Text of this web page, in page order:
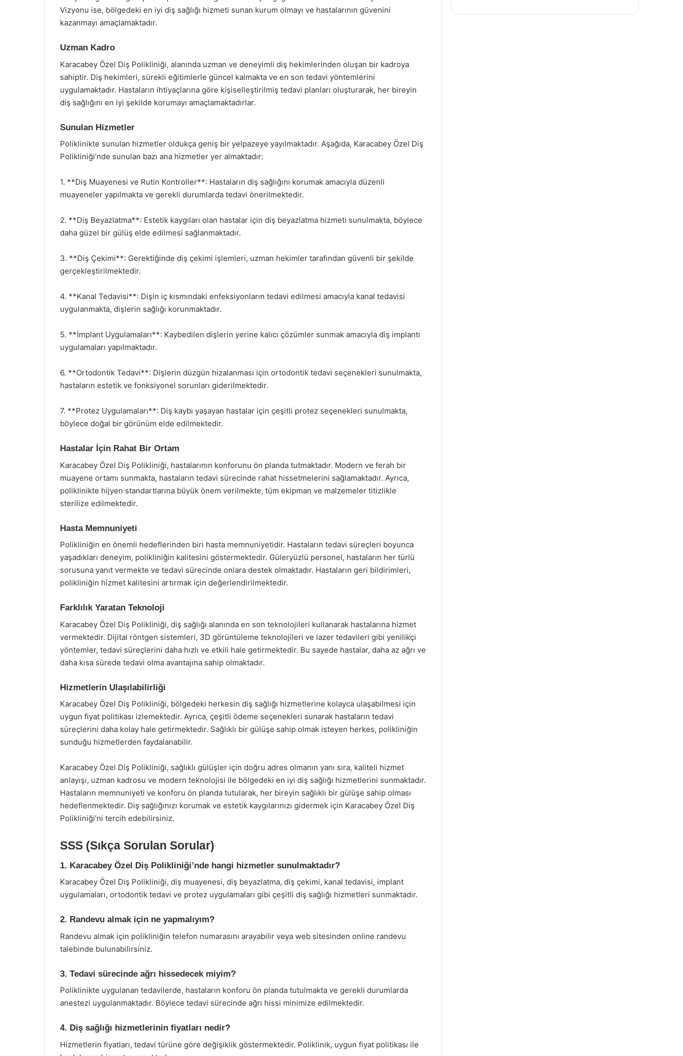
Vizyonu ise, bölgedeki en iyi diş sağlığı hizmeti sunan kurum olmayı ve hastalarının güvenini
kazanmayı amaçlamaktadır.
Uzman Kadro
Karacabey Özel Diş Polikliniği, alanında uzman ve deneyimli diş hekimlerinden oluşan bir kadroya
sahiptir. Diş hekimleri, sürekli eğitimlerle güncel kalmakta ve en son tedavi yöntemlerini
uygulamaktadır. Hastaların ihtiyaçlarına göre kişiselleştirilmiş tedavi planları oluşturarak, her bireyin
diş sağlığını en iyi şekilde korumayı amaçlamaktadırlar.
Sunulan Hizmetler
Poliklinikte sunulan hizmetler oldukça geniş bir yelpazeye yayılmaktadır. Aşağıda, Karacabey Özel Diş
Polikliniği’nde sunulan bazı ana hizmetler yer almaktadır:
1. **Diş Muayenesi ve Rutin Kontroller**: Hastaların diş sağlığını korumak amacıyla düzenli
muayeneler yapılmakta ve gerekli durumlarda tedavi önerilmektedir.
2. **Diş Beyazlatma**: Estetik kaygıları olan hastalar için diş beyazlatma hizmeti sunulmakta, böylece
daha güzel bir gülüş elde edilmesi sağlanmaktadır.
3. **Diş Çekimi**: Gerektiğinde diş çekimi işlemleri, uzman hekimler tarafından güvenli bir şekilde
gerçekleştirilmektedir.
4. **Kanal Tedavisi**: Dişin iç kısmındaki enfeksiyonların tedavi edilmesi amacıyla kanal tedavisi
uygulanmakta, dişlerin sağlığı korunmaktadır.
5. **İmplant Uygulamaları**: Kaybedilen dişlerin yerine kalıcı çözümler sunmak amacıyla diş implantı
uygulamaları yapılmaktadır.
6. **Ortodontik Tedavi**: Dişlerin düzgün hizalanması için ortodontik tedavi seçenekleri sunulmakta,
hastaların estetik ve fonksiyonel sorunları giderilmektedir.
7. **Protez Uygulamaları**: Diş kaybı yaşayan hastalar için çeşitli protez seçenekleri sunulmakta,
böylece doğal bir görünüm elde edilmektedir.
Hastalar İçin Rahat Bir Ortam
Karacabey Özel Diş Polikliniği, hastalarının konforunu ön planda tutmaktadır. Modern ve ferah bir
muayene ortamı sunmakta, hastaların tedavi sürecinde rahat hissetmelerini sağlamaktadır. Ayrıca,
poliklinikte hijyen standartlarına büyük önem verilmekte, tüm ekipman ve malzemeler titizlikle
sterilize edilmektedir.
Hasta Memnuniyeti
Polikliniğin en önemli hedeflerinden biri hasta memnuniyetidir. Hastaların tedavi süreçleri boyunca
yaşadıkları deneyim, polikliniğin kalitesini göstermektedir. Güleryüzlü personel, hastaların her türlü
sorusuna yanıt vermekte ve tedavi sürecinde onlara destek olmaktadır. Hastaların geri bildirimleri,
polikliniğin hizmet kalitesini artırmak için değerlendirilmektedir.
Farklılık Yaratan Teknoloji
Karacabey Özel Diş Polikliniği, diş sağlığı alanında en son teknolojileri kullanarak hastalarına hizmet
vermektedir. Dijital röntgen sistemleri, 3D görüntüleme teknolojileri ve lazer tedavileri gibi yenilikçi
yöntemler, tedavi süreçlerini daha hızlı ve etkili hale getirmektedir. Bu sayede hastalar, daha az ağrı ve
daha kısa sürede tedavi olma avantajına sahip olmaktadır.
Hizmetlerin Ulaşılabilirliği
Karacabey Özel Diş Polikliniği, bölgedeki herkesin diş sağlığı hizmetlerine kolayca ulaşabilmesi için
uygun fiyat politikası izlemektedir. Ayrıca, çeşitli ödeme seçenekleri sunarak hastaların tedavi
süreçlerini daha kolay hale getirmektedir. Sağlıklı bir gülüşe sahip olmak isteyen herkes, polikliniğin
sunduğu hizmetlerden faydalanabilir.
Karacabey Özel Diş Polikliniği, sağlıklı gülüşler için doğru adres olmanın yanı sıra, kaliteli hizmet
anlayışı, uzman kadrosu ve modern teknolojisi ile bölgedeki en iyi diş sağlığı hizmetlerini sunmaktadır.
Hastaların memnuniyeti ve konforu ön planda tutularak, her bireyin sağlıklı bir gülüşe sahip olması
hedeflenmektedir. Diş sağlığınızı korumak ve estetik kaygılarınızı gidermek için Karacabey Özel Diş
Polikliniği’ni tercih edebilirsiniz.
SSS (Sıkça Sorulan Sorular)
1. Karacabey Özel Diş Polikliniği’nde hangi hizmetler sunulmaktadır?
Karacabey Özel Diş Polikliniği, diş muayenesi, diş beyazlatma, diş çekimi, kanal tedavisi, implant
uygulamaları, ortodontik tedavi ve protez uygulamaları gibi çeşitli diş sağlığı hizmetleri sunmaktadır.
2. Randevu almak için ne yapmalıyım?
Randevu almak için polikliniğin telefon numarasını arayabilir veya web sitesinden online randevu
talebinde bulunabilirsiniz.
3. Tedavi sürecinde ağrı hissedecek miyim?
Poliklinikte uygulanan tedavilerde, hastaların konforu ön planda tutulmakta ve gerekli durumlarda
anestezi uygulanmaktadır. Böylece tedavi sürecinde ağrı hissi minimize edilmektedir.
4. Diş sağlığı hizmetlerinin fiyatları nedir?
Hizmetlerin fiyatları, tedavi türüne göre değişiklik göstermektedir. Poliklinik, uygun fiyat politikası ile